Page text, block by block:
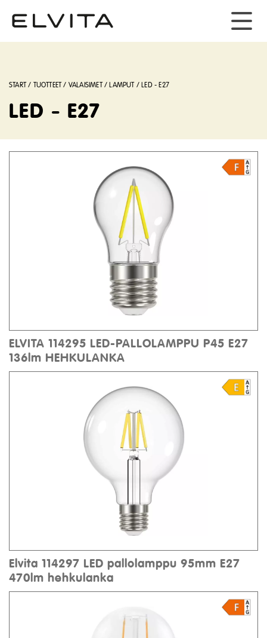
START/ TUOTTEET/ VALAISIMET/LAMPUT/LED - E27
LED - E27
ELVITA 114295 LED-PALLOLAMPPU P45 E27
136lm HEHKULANKA
Elvita 114297 LED pallolamppu 95mm E27
470lm hehkulanka